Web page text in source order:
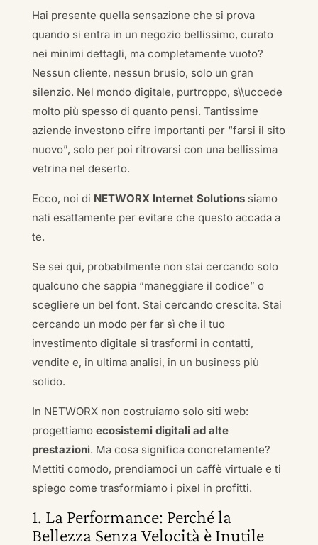
Hai presente quella sensazione che si prova
quando si entra in un negozio bellissimo, curato
nei minimi dettagli, ma completamente vuoto?
Nessun cliente, nessun brusio, solo un gran
silenzio. Nel mondo digitale, purtroppo, s\\uccede
molto più spesso di quanto pensi. Tantissime
aziende investono cifre importanti per “farsi il sito
nuovo”, solo per poi ritrovarsi con una bellissima
vetrina nel deserto.
Ecco, noi di NETWORX Internet Solutionssiamo
nati esattamente per evitare che questo accada a
te.
Se sei qui, probabilmente non stai cercando solo
qualcuno che sappia “maneggiare il codice” o
scegliere un bel font. Stai cercando crescita. Stai
cercando un modo per far sì che il tuo
investimento digitale si trasformi in contatti,
vendite e, in ultima analisi, in un business più
solido.
In NETWORX non costruiamo solo siti web:
progettiamo ecosistemi digitali ad alte
prestazioni. Ma cosa significa concretamente?
Mettiti comodo, prendiamoci un caffè virtuale e ti
spiego come trasformiamo i pixel in profitti.
1. La Performance: Perché la
Bellezza Senza Velocità è Inutile